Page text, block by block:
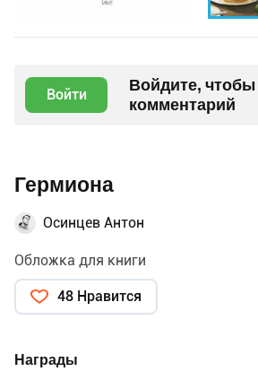
Войти
Войдите, чтобы
комментарий
Гермиона
Осинцев Антон
Обложка для книги
48 Нравится
Награды